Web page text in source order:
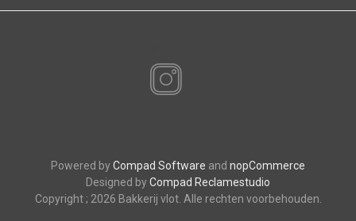
Powered byCompad Software and nopCommerce
Designed byCompad Reclamestudio
Copyright ; 2026 Bakkerij vlot. Alle rechten voorbehouden.